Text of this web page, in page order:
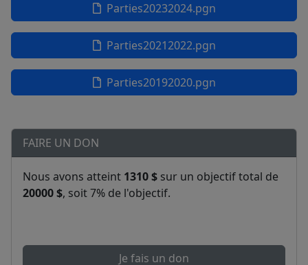
Parties20232024.pgn
Parties20212022.pgn
Parties20192020.pgn
FAIRE UN DON
Nous avons atteint 1310 $ sur un objectif total de
20000 $, soit 7% de l'objectif.
Je fais un don